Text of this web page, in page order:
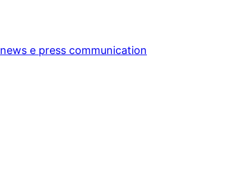
e press communication